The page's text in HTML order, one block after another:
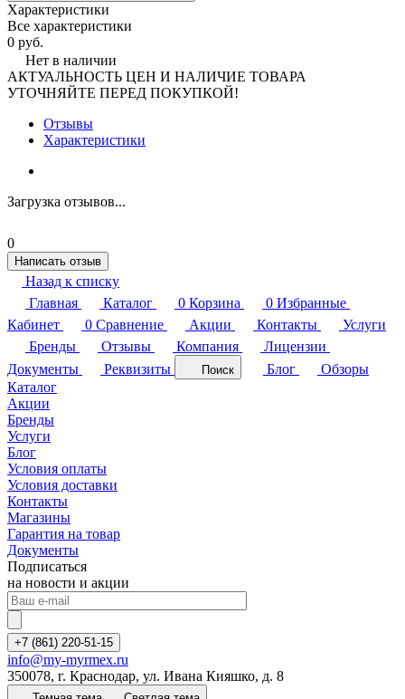
Характеристики
Все характеристики
0 руб.
Нет в наличии
АКТУАЛЬНОСТЬ ЦЕН И НАЛИЧИЕ ТОВАРА
УТОЧНЯЙТЕ ПЕРЕД ПОКУПКОЙ!
Отзывы
Характеристики
Загрузка отзывов...
0
Написать отзыв
Назад к списку
Главная
Каталог 0 Корзина 0 Избранные
Кабинет
0 Сравнение Акции Контакты
Услуги
Бренды
Отзывы Компания
Лицензии
Документы
Реквизиты Поиск Блог
Обзоры
Каталог
Акции
Бренды
Услуги
Блог
Условия оплаты
Условия доставки
Контакты
Магазины
Гарантия на товар
Документы
Подписаться
на новости и акции
+7 (861) 220-51-15
info@my-myrmex.ru
350078, г. Краснодар, ул. Ивана Кияшко, д. 8